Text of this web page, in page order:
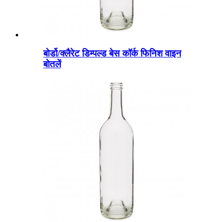
बोर्डो/क्लैरेट डिम्पल्ड बेस कॉर्क फिनिश वाइन
बोतलें